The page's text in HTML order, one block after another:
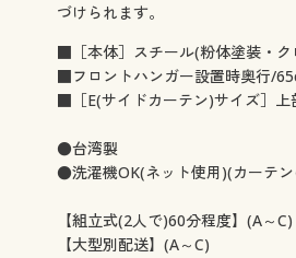
づけられます。
■［本体］スチール(粉体塗装・
■フロントハンガー設置時奥行/
■［E(サイドカーテン)サイズ］
●台湾製
●洗濯機OK(ネット使用)(カーテ
【組立式(2人で)60分程度】(A～C)
【大型別配送】(A～C)